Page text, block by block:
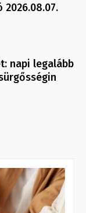
2026.08.07.
napi legalább